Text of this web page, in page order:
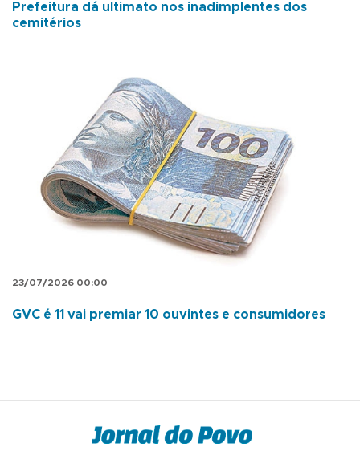
Prefeitura dá ultimato nos inadimplentes dos
cemitérios
23/07/2026 00:00
GVC é 11 vai premiar 10 ouvintes e consumidores